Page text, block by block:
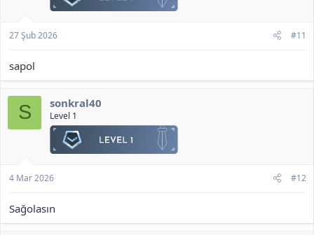
27 Şub 2026 #11
sapol
S sonkral40
Level 1
4 Mar 2026 #12
Sağolasın